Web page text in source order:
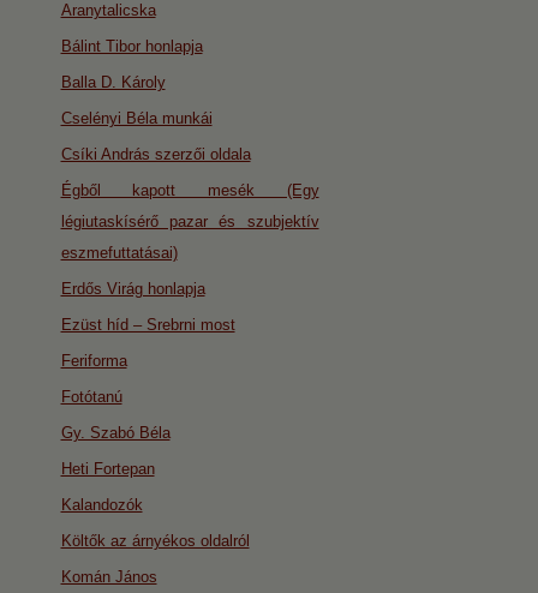
Aranytalicska
Bálint Tibor honlapja
Balla D. Károly
Cselényi Béla munkái
Csíki András szerzői oldala
Égből kapott mesék (Egy
légiutaskísérő pazar és szubjektív
eszmefuttatásai)
Erdős Virág honlapja
Ezüst híd – Srebrni most
Feriforma
Fotótanú
Gy. Szabó Béla
Heti Fortepan
Kalandozók
Költők az árnyékos oldalról
Komán János